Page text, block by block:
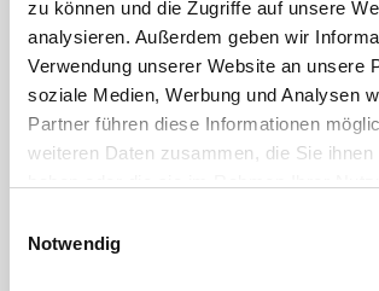
zu können und die Zugriffe auf unsere
analysieren. Außerdem geben wir
Verwendung unserer Website an unsere
soziale Medien, Werbung und Analysen
Partner führen diese Informationen
weiteren Daten zusammen, die Sie ihnen
Notwendig
FEIN
N-/T-Sauger
Dustex 35 LX /N00
220-240V/50-60H
Artikel-Nr.